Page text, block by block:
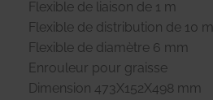
Flexible de liaison de 1 m
Flexible de distribution de 10 m
Flexible de diamètre 6 mm
Enrouleur pour graisse
Dimension 473X152X498 mm